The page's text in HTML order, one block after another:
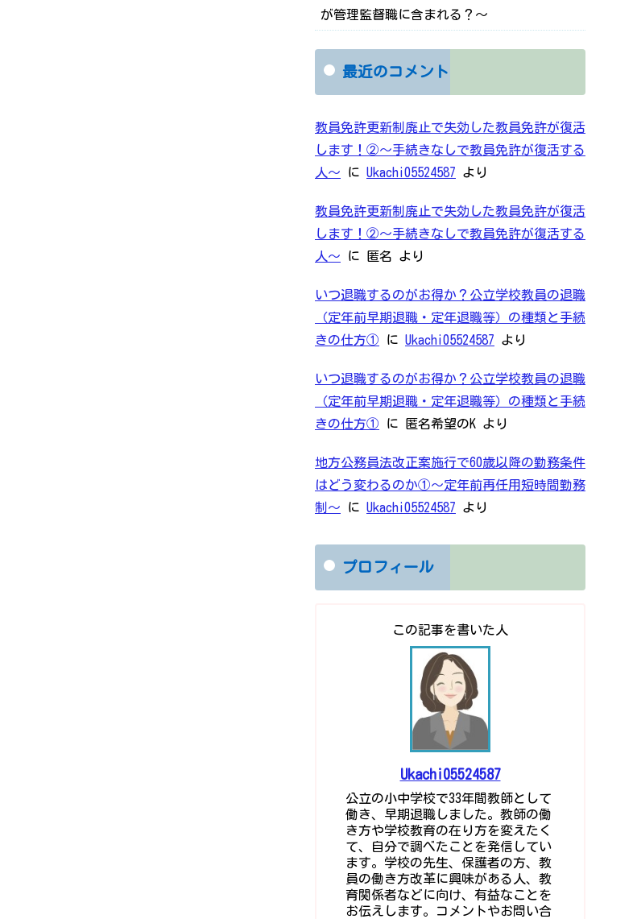
が管理監督職に含まれる？～
最近のコメント
教員免許更新制廃止で失効した教員免許が復活
します！②～手続きなしで教員免許が復活する
人～ に Ukachi05524587 より
教員免許更新制廃止で失効した教員免許が復活
します！②～手続きなしで教員免許が復活する
人～ に 匿名 より
いつ退職するのがお得か？公立学校教員の退職
（定年前早期退職・定年退職等）の種類と手続
きの仕方① に Ukachi05524587 より
いつ退職するのがお得か？公立学校教員の退職
（定年前早期退職・定年退職等）の種類と手続
きの仕方① に 匿名希望のK より
地方公務員法改正案施行で60歳以降の勤務条件
はどう変わるのか①～定年前再任用短時間勤務
制～ に Ukachi05524587 より
プロフィール
この記事を書いた人
Ukachi05524587
公立の小中学校で33年間教師として
働き、早期退職しました。教師の働
き方や学校教育の在り方を変えたく
て、自分で調べたことを発信してい
ます。学校の先生、保護者の方、教
員の働き方改革に興味がある人、教
育関係者などに向け、有益なことを
お伝えします。コメントやお問い合